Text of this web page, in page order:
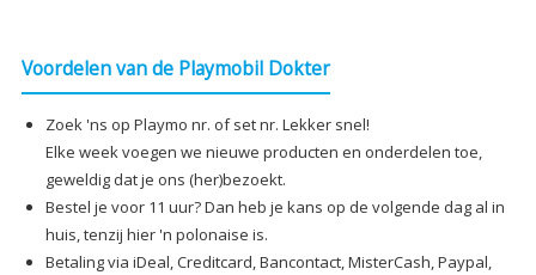
Voordelen van de Playmobil Dokter
Zoek 'ns op Playmo nr. of set nr. Lekker snel!
Elke week voegen we nieuwe producten en onderdelen toe,
geweldig dat je ons (her)bezoekt.
Bestel je voor 11 uur? Dan heb je kans op de volgende dag al in
huis, tenzij hier 'n polonaise is.
Betaling via iDeal, Creditcard, Bancontact, MisterCash, Paypal,